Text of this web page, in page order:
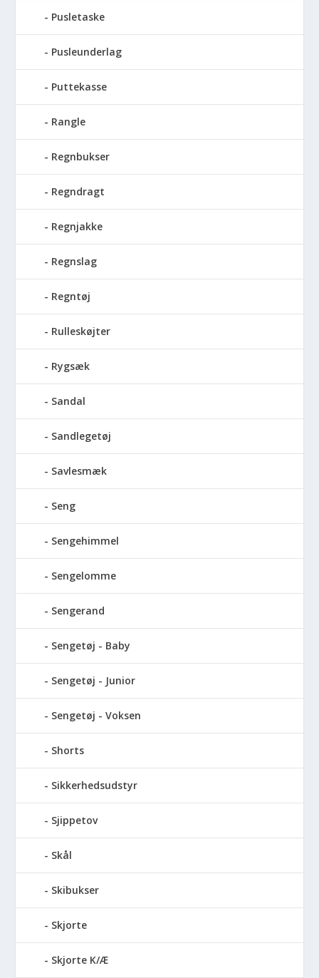
Pusletaske
Pusleunderlag
Puttekasse
Rangle
Regnbukser
Regndragt
Regnjakke
Regnslag
Regntøj
Rulleskøjter
Rygsæk
Sandal
Sandlegetøj
Savlesmæk
Seng
Sengehimmel
Sengelomme
Sengerand
Sengetøj - Baby
Sengetøj - Junior
Sengetøj - Voksen
Shorts
Sikkerhedsudstyr
Sjippetov
Skål
Skibukser
Skjorte
Skjorte K/Æ